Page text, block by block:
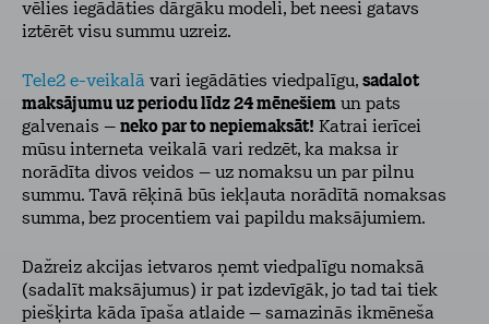
vēlies iegādāties dārgāku modeli, bet neesi gatavs
iztērēt visu summu uzreiz.
Tele2 e-veikalā vari iegādāties viedpalīgu, sadalot
maksājumu uz periodu līdz 24 mēnešiem un pats
galvenais – neko par to nepiemaksāt! Katrai ierīcei
mūsu interneta veikalā vari redzēt, ka maksa ir
norādīta divos veidos – uz nomaksu un par pilnu
summu. Tavā rēķinā būs iekļauta norādītā nomaksas
summa, bez procentiem vai papildu maksājumiem.
Dažreiz akcijas ietvaros ņemt viedpalīgu nomaksā
(sadalīt maksājumus) ir pat izdevīgāk, jo tad tai tiek
piešķirta kāda īpaša atlaide – samazinās ikmēneša